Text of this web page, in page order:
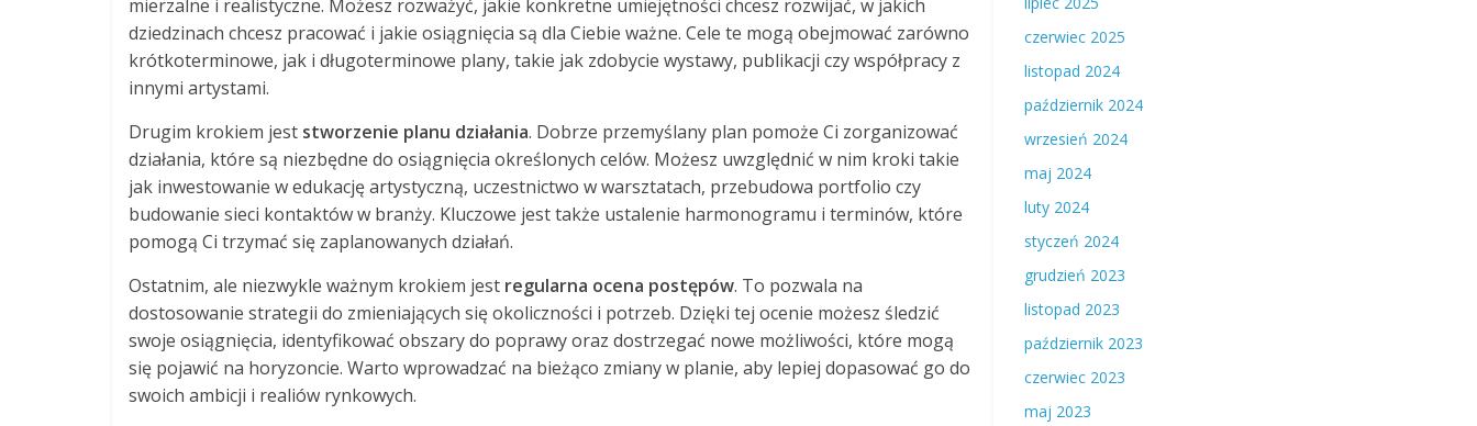
mierzalne i realistyczne. Możesz rozważyć, jakie konkretne umiejętności chcesz rozwijać, w jakich
dziedzinach chcesz pracować i jakie osiągnięcia są dla Ciebie ważne. Cele te mogą obejmować zarówno
krótkoterminowe, jak i długoterminowe plany, takie jak zdobycie wystawy, publikacji czy współpracy z
innymi artystami.
Drugim krokiem jest stworzenie planu działania. Dobrze przemyślany plan pomoże Ci zorganizować
działania, które są niezbędne do osiągnięcia określonych celów. Możesz uwzględnić w nim kroki takie
jak inwestowanie w edukację artystyczną, uczestnictwo w warsztatach, przebudowa portfolio czy
budowanie sieci kontaktów w branży. Kluczowe jest także ustalenie harmonogramu i terminów, które
pomogą Ci trzymać się zaplanowanych działań.
Ostatnim, ale niezwykle ważnym krokiem jest regularna ocena postępów. To pozwala na
dostosowanie strategii do zmieniających się okoliczności i potrzeb. Dzięki tej ocenie możesz śledzić
swoje osiągnięcia, identyfikować obszary do poprawy oraz dostrzegać nowe możliwości, które mogą
się pojawić na horyzoncie. Warto wprowadzać na bieżąco zmiany w planie, aby lepiej dopasować go do
swoich ambicji i realiów rynkowych.
czerwiec 2025
listopad 2024
październik 2024
wrzesień 2024
maj 2024
luty 2024
styczeń 2024
grudzień 2023
listopad 2023
październik 2023
czerwiec 2023
maj 2023